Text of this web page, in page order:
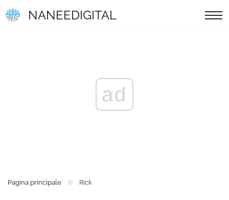
NANEEDIGITAL
ad
Pagina principale Rick